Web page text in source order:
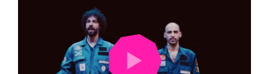
LANCER